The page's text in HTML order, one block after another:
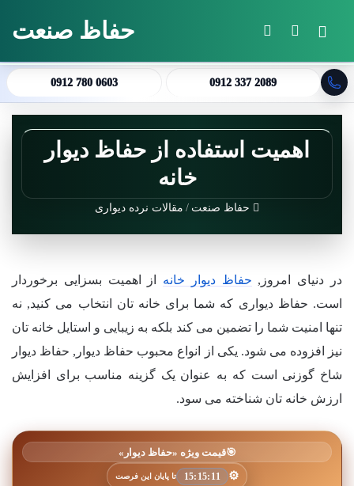
جستجو برای حفاظ صنعت
0912 780 0603 0912 337 2089
اهمیت استفاده از حفاظ دیوار
خانه
حفاظ صنعت / مقالات نرده دیواری
در دنیای امروز, حفاظ دیوار خانه از اهمیت بسزایی برخوردار
است. حفاظ دیواری که شما برای خانه تان انتخاب می کنید, نه
تنها امنیت شما را تضمین می کند بلکه به زیبایی و استایل خانه تان
نیز افزوده می شود. یکی از انواع محبوب حفاظ دیوار, حفاظ دیوار
شاخ گوزنی است که به عنوان یک گزینه مناسب برای افزایش
ارزش خانه تان شناخته می سود.
🎯قیمت ویژه «حفاظ دیوار»
⚙️
15:15:08 تا پایان این فرصت